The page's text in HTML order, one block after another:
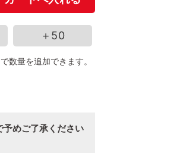
＋50
数量を追加できます。
めご了承ください